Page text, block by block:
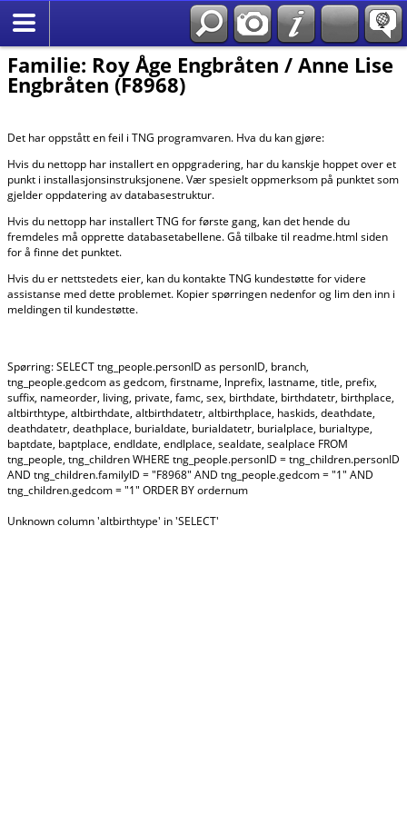
Familie: Roy Åge Engbråten / Anne Lise
Engbråten (F8968)
Det har oppstått en feil i TNG programvaren. Hva du kan gjøre:
Hvis du nettopp har installert en oppgradering, har du kanskje hoppet over et
punkt i installasjonsinstruksjonene. Vær spesielt oppmerksom på punktet som
gjelder oppdatering av databasestruktur.
Hvis du nettopp har installert TNG for første gang, kan det hende du
fremdeles må opprette databasetabellene. Gå tilbake til readme.html siden
for å finne det punktet.
Hvis du er nettstedets eier, kan du kontakte TNG kundestøtte for videre
assistanse med dette problemet. Kopier spørringen nedenfor og lim den inn i
meldingen til kundestøtte.
Spørring: SELECT tng_people.personID as personID, branch,
tng_people.gedcom as gedcom, firstname, lnprefix, lastname, title, prefix,
suffix, nameorder, living, private, famc, sex, birthdate, birthdatetr, birthplace,
altbirthtype, altbirthdate, altbirthdatetr, altbirthplace, haskids, deathdate,
deathdatetr, deathplace, burialdate, burialdatetr, burialplace, burialtype,
baptdate, baptplace, endldate, endlplace, sealdate, sealplace FROM
tng_people, tng_children WHERE tng_people.personID = tng_children.personID
AND tng_children.familyID = "F8968" AND tng_people.gedcom = "1" AND
tng_children.gedcom = "1" ORDER BY ordernum
Unknown column 'altbirthtype' in 'SELECT'